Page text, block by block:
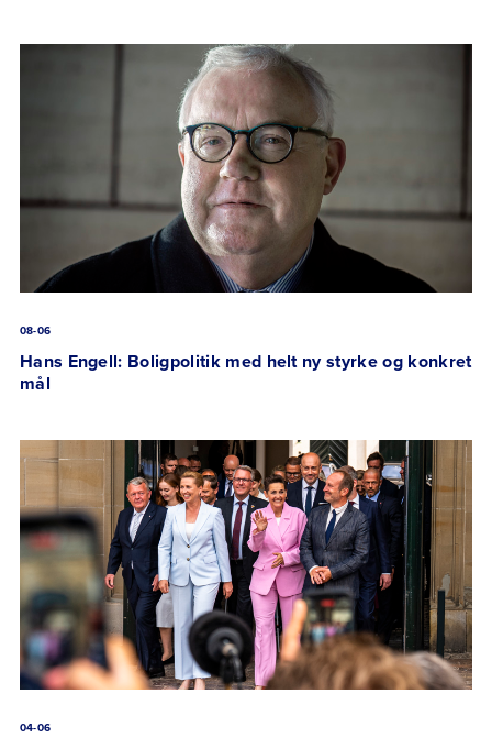
08-06
Hans Engell: Boligpolitik med helt ny styrke og konkret
mål
04-06